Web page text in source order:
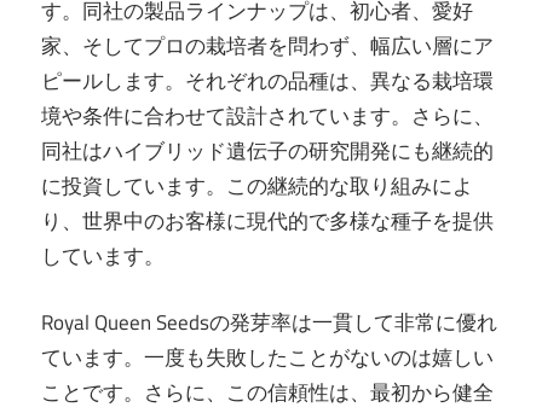
す。同社の製品ラインナップは、初心者、愛好
家、そしてプロの栽培者を問わず、幅広い層にア
ピールします。それぞれの品種は、異なる栽培環
境や条件に合わせて設計されています。さらに、
同社はハイブリッド遺伝子の研究開発にも継続的
に投資しています。この継続的な取り組みによ
り、世界中のお客様に現代的で多様な種子を提供
しています。
Royal Queen Seedsの発芽率は一貫して非常に優れ
ています。一度も失敗したことがないのは嬉しい
ことです。さらに、この信頼性は、最初から健全